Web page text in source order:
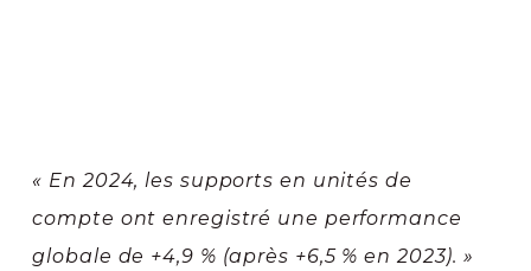
« En 2024, les supports en unités de
compte ont enregistré une performance
globale de +4,9 % (après +6,5 % en 2023). »